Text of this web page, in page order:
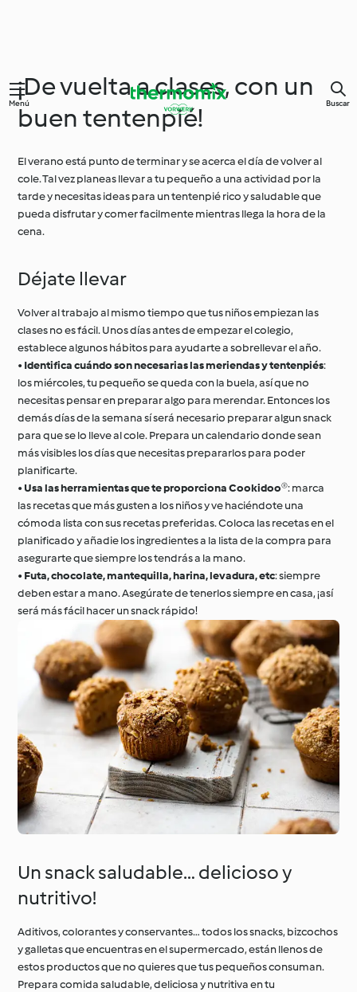
Menú Buscar
¡De vuelta a clases, con un
buen tentenpié!
El verano está punto de terminar y se acerca el día de volver al
cole. Tal vez planeas llevar a tu pequeño a una actividad por la
tarde y necesitas ideas para un tentenpié rico y saludable que
pueda disfrutar y comer facilmente mientras llega la hora de la
cena.
Déjate llevar
Volver al trabajo al mismo tiempo que tus niños empiezan las
clases no es fácil. Unos días antes de empezar el colegio,
establece algunos hábitos para ayudarte a sobrellevar el año.
• Identifica cuándo son necesarias las meriendas y tentenpiés:
los miércoles, tu pequeño se queda con la buela, así que no
necesitas pensar en preparar algo para merendar. Entonces los
demás días de la semana sí será necesario preparar algun snack
para que se lo lleve al cole. Prepara un calendario donde sean
más visibles los días que necesitas prepararlos para poder
planificarte.
• Usa las herramientas que te proporciona Cookidoo®: marca
las recetas que más gusten a los niños y ve haciéndote una
cómoda lista con sus recetas preferidas. Coloca las recetas en el
planificado y añadie los ingredientes a la lista de la compra para
asegurarte que siempre los tendrás a la mano.
• Futa, chocolate, mantequilla, harina, levadura, etc: siempre
deben estar a mano. Asegúrate de tenerlos siempre en casa, ¡así
será más fácil hacer un snack rápido!
Un snack saludable… delicioso y
nutritivo!
Aditivos, colorantes y conservantes… todos los snacks, bizcochos
y galletas que encuentras en el supermercado, están llenos de
estos productos que no quieres que tus pequeños consuman.
Prepara comida saludable, deliciosa y nutritiva en tu